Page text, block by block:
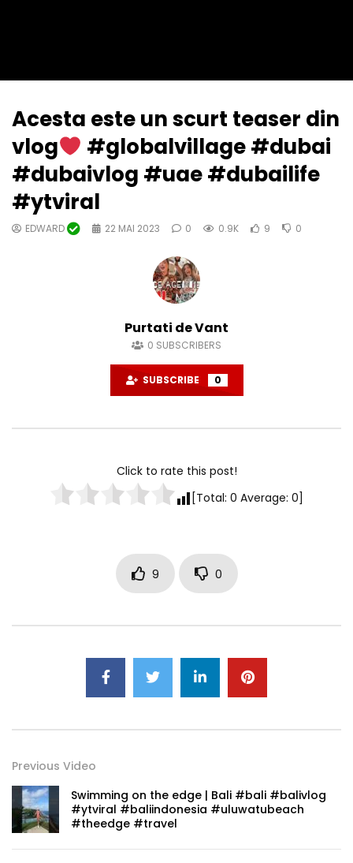
Acesta este un scurt teaser din
vlog
#globalvillage #dubai
#dubaivlog #uae #dubailife
#ytviral
EDWARD 22 MAI 2023 0 0.9K 9 0
Purtati de Vant
0 SUBSCRIBERS
SUBSCRIBE 0
Click to rate this post!
[Total: 0 Average: 0]
9 0
Previous Video
Swimming on the edge | Bali #bali #balivlog
#ytviral #baliindonesia #uluwatubeach
#theedge #travel